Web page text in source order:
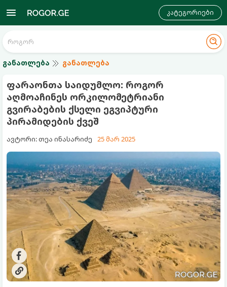
კატეგორიები
განათლება განათლება
ფარაონთა საიდუმლო: როგორ
აღმოაჩინეს ორკილომეტრიანი
გვირაბების ქსელი ეგვიპტური
პირამიდების ქვეშ
ავტორი: თეა ინასარიძე 25 მარ 2025